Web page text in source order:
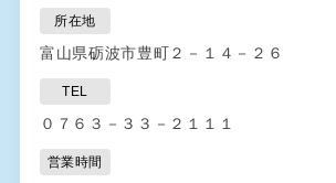
所在地
富山県砺波市豊町２－１４－２６
TEL
０７６３－３３－２１１１
営業時間